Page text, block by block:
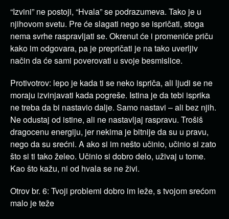
“Izvini” ne postoji, “Hvala” se podrazumeva. Tako je u
njihovom svetu. Pre će slagati nego se ispričati, stoga
nema svrhe raspravljati se. Okrenut će i promeniće priču
kako im odgovara, pa je prepričati je na tako uverljiv
način da će sami poverovati u svoje besmislice.
Protivotrov: lepo je kada ti se neko ispriča, ali ljudi se ne
moraju izvinjavati kada pogreše. Istina je da tebi isprika
ne treba da bi nastavio dalje. Samo nastavi – ali bez njih.
Ne odustaj od istine, ali ne nastavljaj raspravu. Trošiš
dragocenu energiju, jer nekima je bitnije da su u pravu,
nego da su srećni. A ako si im nešto učinio, učinio si zato
što si ti tako želeo. Učinio si dobro delo, uživaj u tome.
Kao što kažu, ni od hvala se ne živi.
Otrov br. 6: Tvoji problemi dobro im leže, s tvojom srećom
malo je teže